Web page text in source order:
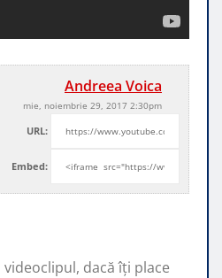
Andreea Voica
mie, noiembrie 29, 2017 2:30pm
URL:
Embed:
videoclipul, dacăîți place